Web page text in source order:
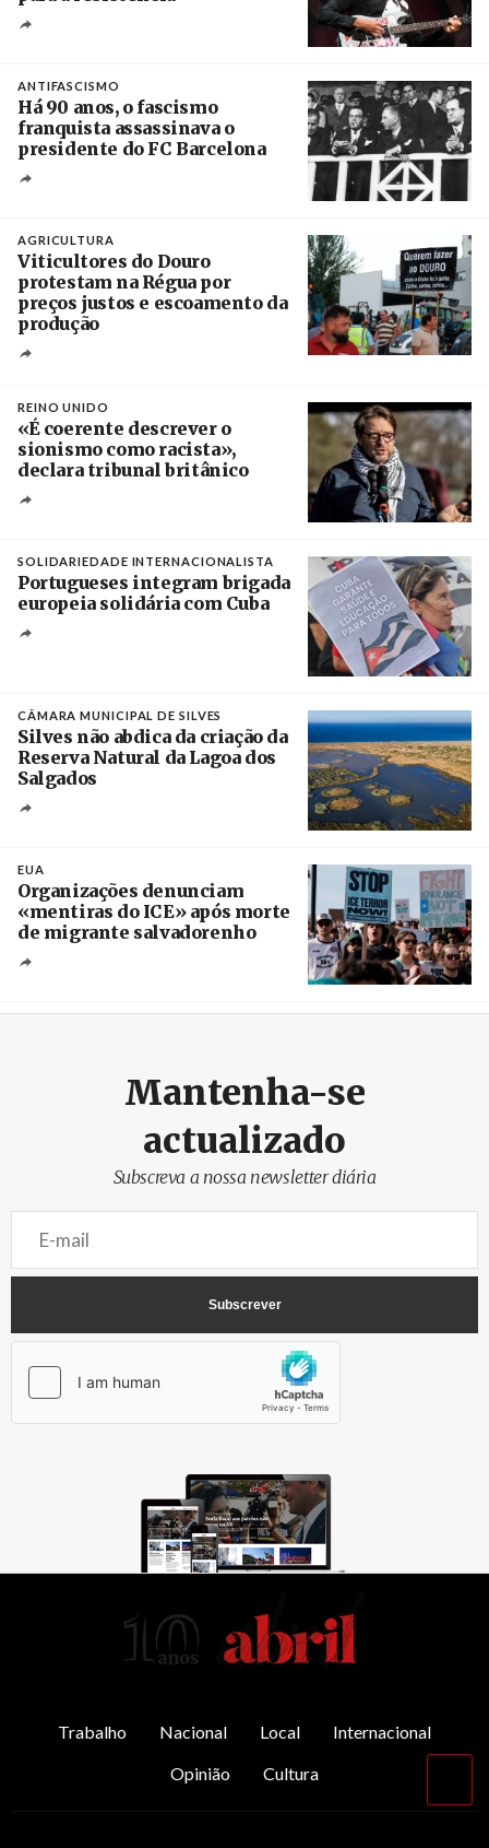
ANTIFASCISMO
Há 90 anos, o fascismo
franquista assassinava o
presidente do FC Barcelona
AGRICULTURA
Viticultores do Douro
protestam na Régua por
preços justos e escoamento da
produção
REINO UNIDO
«É coerente descrever o
sionismo como racista»,
declara tribunal britânico
SOLIDARIEDADE INTERNACIONALISTA
Portugueses integram brigada
europeia solidária com Cuba
CÂMARA MUNICIPAL DE SILVES
Silves não abdica da criação da
Reserva Natural da Lagoa dos
Salgados
EUA
Organizações denunciam
«mentiras do ICE» após morte
de migrante salvadorenho
Mantenha-se
actualizado
Subscreva a nossa newsletter diária
Trabalho Nacional Local
Internacional
Opinião
Cultura